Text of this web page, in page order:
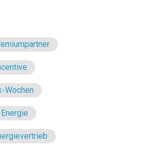
Wochen